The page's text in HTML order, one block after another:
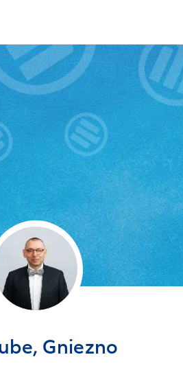
Gniezno